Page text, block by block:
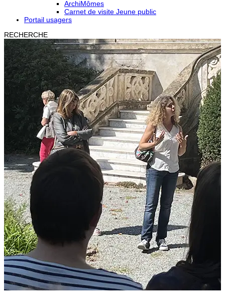
ArchiMômes
Carnet de visite Jeune public
Portail usagers
RECHERCHE